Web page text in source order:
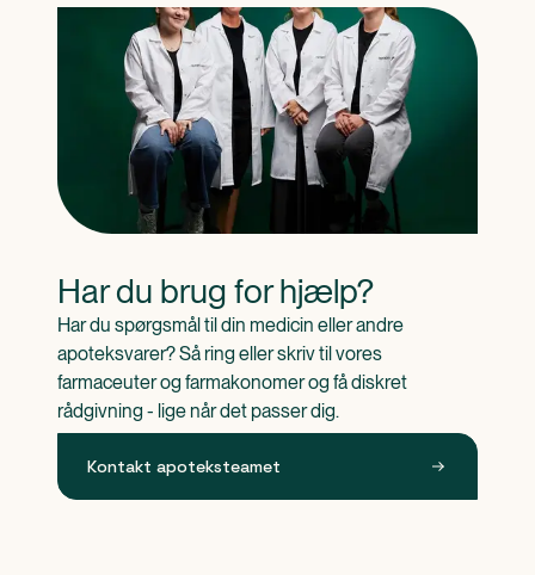
Har du brug for hjælp?
Har du spørgsmål til din medicin eller andre
apoteksvarer? Så ring eller skriv til vores
farmaceuter og farmakonomer og få diskret
rådgivning - lige når det passer dig.
Kontakt apoteksteamet